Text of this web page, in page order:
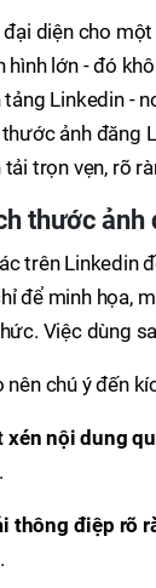
đại diện cho
hình lớn - đó
tảng Linkedin -
ảnh đăng
trọn vẹn, rõ
thước
trên Linkedin
để minh họa,
Việc dùng
nên chú ý đến
xén nội dung
thông điệp rõ